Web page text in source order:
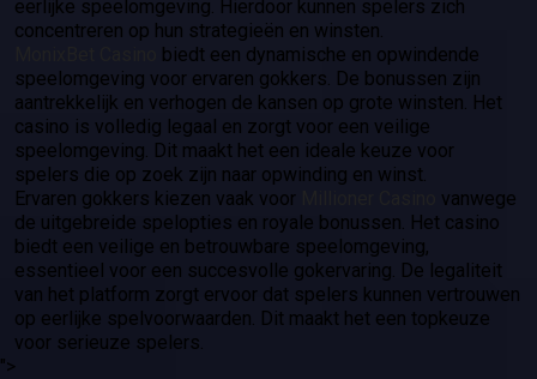
eerlijke speelomgeving. Hierdoor kunnen spelers zich
concentreren op hun strategieën en winsten.
biedt een dynamische en opwindende
speelomgeving voor ervaren gokkers. De bonussen zijn
aantrekkelijk en verhogen de kansen op grote winsten. Het
casino is volledig legaal en zorgt voor een veilige
speelomgeving. Dit maakt het een ideale keuze voor
spelers die op zoek zijn naar opwinding en winst.
Ervaren gokkers kiezen vaak voor
vanwege
de uitgebreide spelopties en royale bonussen. Het casino
biedt een veilige en betrouwbare speelomgeving,
essentieel voor een succesvolle gokervaring. De legaliteit
van het platform zorgt ervoor dat spelers kunnen vertrouwen
op eerlijke spelvoorwaarden. Dit maakt het een topkeuze
voor serieuze spelers.
">